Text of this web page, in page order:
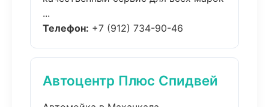
...
Телефон: +7 (912) 734-90-46
Автоцентр Плюс Спидвей